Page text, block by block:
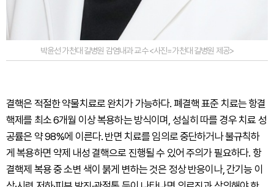
박윤선 가천대 길병원 감염내과 교수 <사진=가천대 길병원 제공>
결핵은 적절한 약물치료로 완치가 가능하다. 폐결핵 표준 치료는 항결
핵제를 최소 6개월 이상 복용하는 방식이며, 성실히 따를 경우 치료 성
공률은 약 98%에 이른다. 반면 치료를 임의로 중단하거나 불규칙하
게 복용하면 약제 내성 결핵으로 진행될 수 있어 주의가 필요하다. 항
결핵제 복용 중 소변 색이 붉게 변하는 것은 정상 반응이나, 간기능 이